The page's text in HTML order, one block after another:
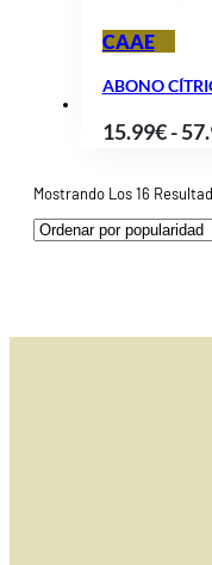
CAAE
ABONO
15.99€ -
Mostrando Los 16